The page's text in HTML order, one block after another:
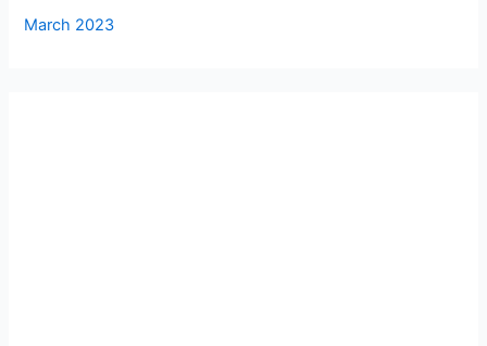
March 2023